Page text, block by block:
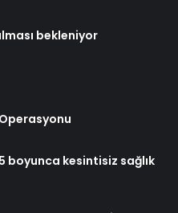
bekleniyor
Operasyonu
boyunca kesintisiz sağlık